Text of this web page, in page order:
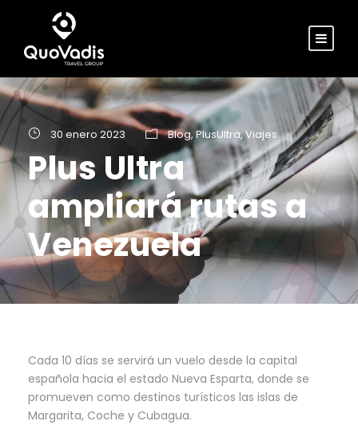
30 enero 2023 Blog, PlusUltra,Viajes
Plus Ultra
ampliará rutas a
Venezuela
Cada 10 días se servirá un vuelo desde la capital
española hacia el estado Nueva Esparta, donde se
promueven como destinos turísticos las islas de
Margarita, Coche y Cubagua.